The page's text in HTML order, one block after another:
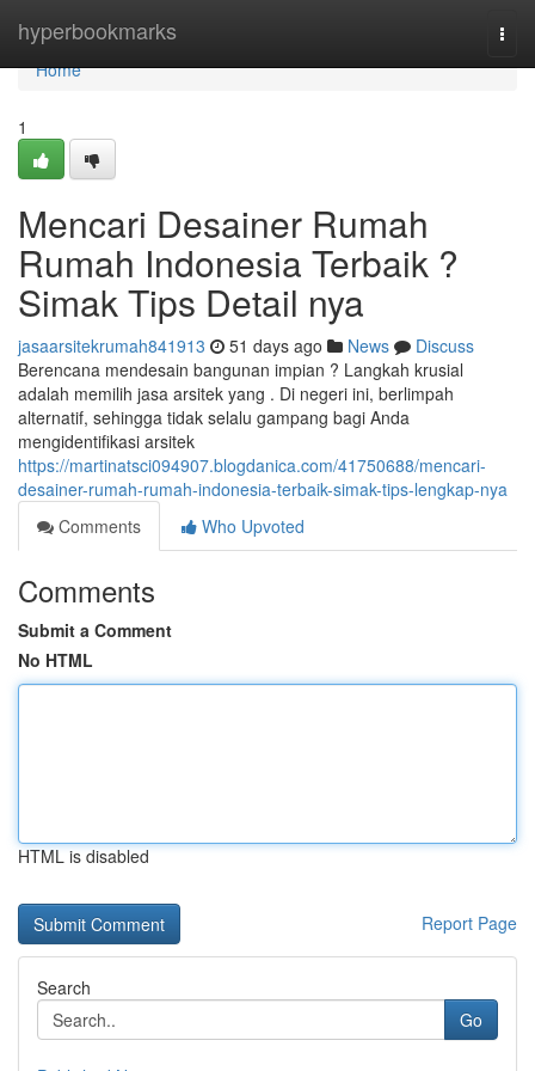
hyperbookmarks
Home
Home
1
Mencari Desainer Rumah
Rumah Indonesia Terbaik ?
Simak Tips Detail nya
jasaarsitekrumah841913 51 days ago News
Discuss
Berencana mendesain bangunan impian ? Langkah krusial
adalah memilih jasa arsitek yang . Di negeri ini, berlimpah
alternatif, sehingga tidak selalu gampang bagi Anda
mengidentifikasi arsitek
https://martinatsci094907.blogdanica.com/41750688/mencari-
desainer-rumah-rumah-indonesia-terbaik-simak-tips-lengkap-nya
Comments
Who Upvoted
Comments
Submit a Comment
No HTML
HTML is disabled
Report Page
Search
Go